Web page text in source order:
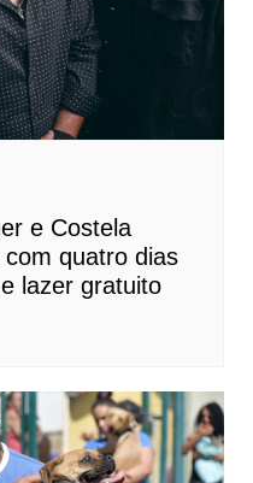
e Costela
quatro dias
lazer gratuito